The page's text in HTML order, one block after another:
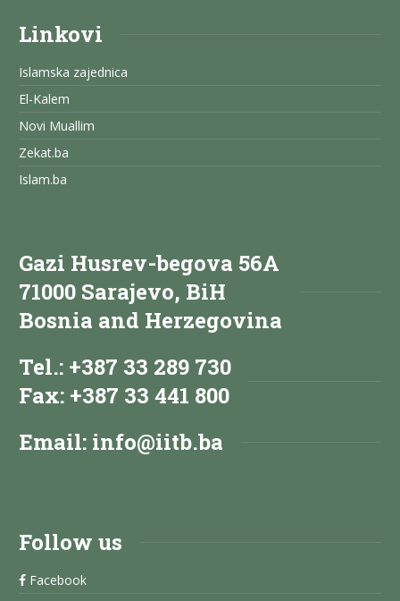
Linkovi
Islamska zajednica
El-Kalem
Novi Muallim
Zekat.ba
Islam.ba
Gazi Husrev-begova 56A
71000 Sarajevo, BiH
Bosnia and Herzegovina
Tel.: +387 33 289 730
Fax: +387 33 441 800
Email: info@iitb.ba
Follow us
Facebook